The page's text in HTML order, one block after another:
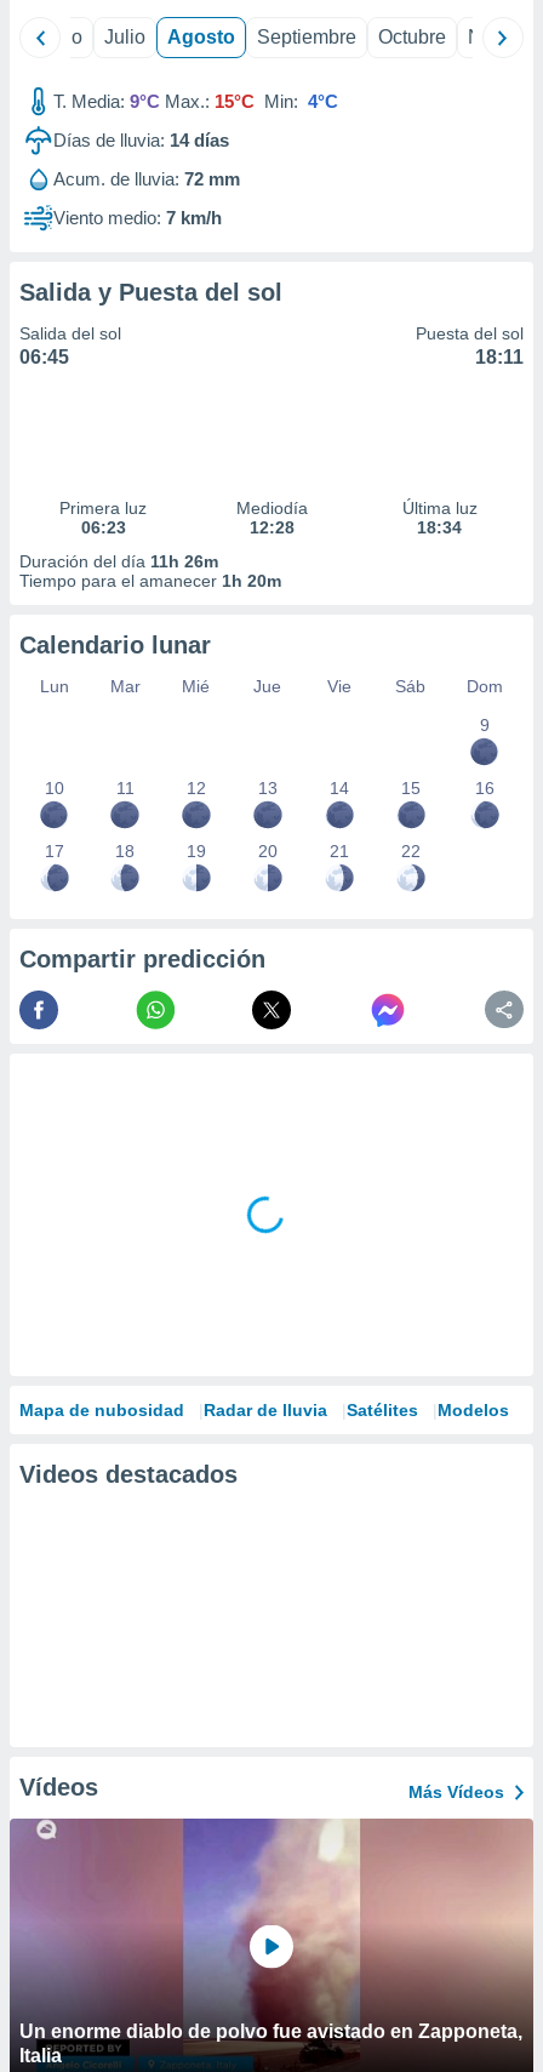
e
mediante
publicidad
de
Junio Julio Agosto Septiembre Octubre
T. Media: 9°C Max.: 15°C Min: 4°C
Días de lluvia: 14días
Acum. de lluvia: 72 mm
Viento medio: 7 km/h
Salida y Puesta del sol
Salida del sol
06:45
Puesta del sol
18:11
Primera luz
06:23
Mediodía
12:28
Última luz
18:34
Duración del día 11h 26m
Tiempo para el amanecer 1h 20m
Calendario lunar
Lun Mar Mié Jue Vie Sáb
Dom
9
10 11 12 13 14 15 16
17 18 19 20 21 22
Compartir predicción
Mapa de nubosidad Radar de lluvia Satélites Modelos
Videos destacados
Vídeos Más Vídeos
Un enorme diablo de polvo fue avistado en Zapponeta,
Italia